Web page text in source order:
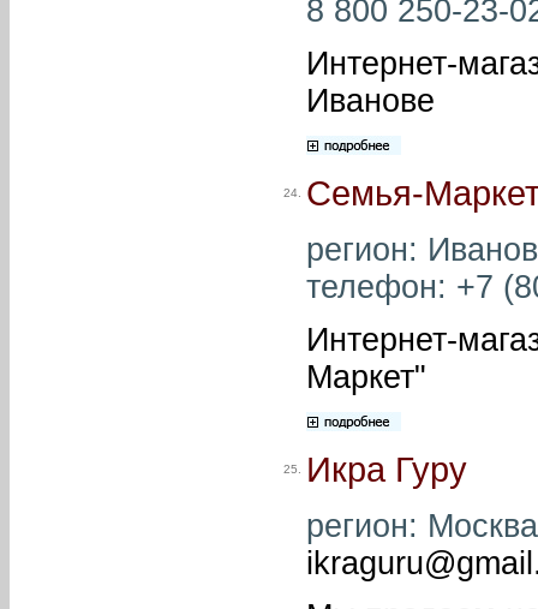
8 800 250-23-
Интернет-
Иванове
24. Семья-
регион:
телефон: +7
Интернет-
Маркет"
25. Икра Гуру
регион: